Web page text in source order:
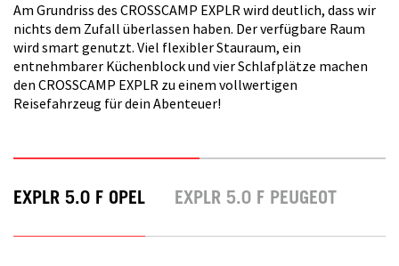
Am Grundriss des CROSSCAMP EXPLR wird deutlich, dass wir
nichts dem Zufall überlassen haben. Der verfügbare Raum
wird smart genutzt. Viel flexibler Stauraum, ein
entnehmbarer Küchenblock und vier Schlafplätze machen
den CROSSCAMP EXPLR zu einem vollwertigen
Reisefahrzeug für dein Abenteuer!
EXPLR 5.0 F OPEL EXPLR 5.0 F PEUGEOT